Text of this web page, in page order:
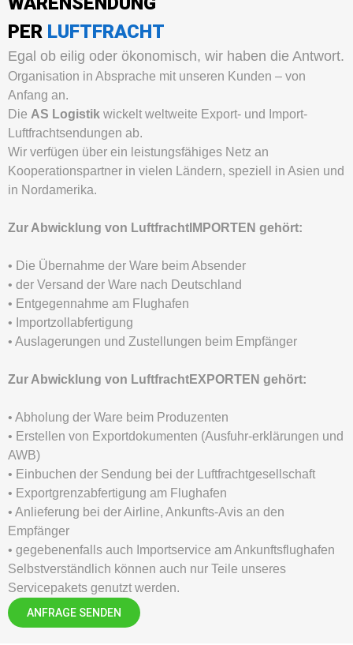
PER LUFTFRACHT
Egal ob eilig oder ökonomisch, wir haben die Antwort.
Organisation in Absprache mit unseren Kunden – von
Anfang an.
Die AS Logistik wickelt weltweite Export- und Import-
Luftfrachtsendungen ab.
Wir verfügen über ein leistungsfähiges Netz an
Kooperationspartner in vielen Ländern, speziell in Asien und
in Nordamerika.
Zur Abwicklung von LuftfrachtIMPORTEN gehört:
• Die Übernahme der Ware beim Absender
• der Versand der Ware nach Deutschland
• Entgegennahme am Flughafen
• Importzollabfertigung
• Auslagerungen und Zustellungen beim Empfänger
Zur Abwicklung von LuftfrachtEXPORTEN gehört:
• Abholung der Ware beim Produzenten
• Erstellen von Exportdokumenten (Ausfuhr-erklärungen und
AWB)
• Einbuchen der Sendung bei der Luftfrachtgesellschaft
• Exportgrenzabfertigung am Flughafen
• Anlieferung bei der Airline, Ankunfts-Avis an den
Empfänger
• gegebenenfalls auch Importservice am Ankunftsflughafen
Selbstverständlich können auch nur Teile unseres
Servicepakets genutzt werden.
ANFRAGE SENDEN